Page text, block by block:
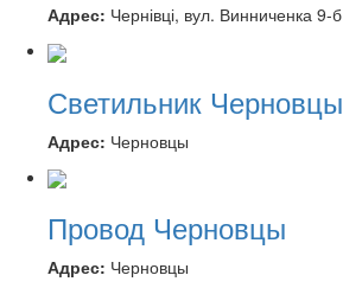
Адрес: Чернівці, вул. Винниченка 9-б
Светильник Черновцы
Адрес: Черновцы
Провод Черновцы
Адрес: Черновцы